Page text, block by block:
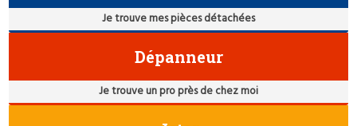
Je trouve mes pièces détachées
Dépanneur
Je trouve un pro près de chez moi